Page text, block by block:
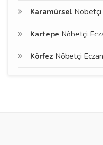
Karamürsel Nöbetçi
Kartepe Nöbetçi
Körfez Nöbetçi